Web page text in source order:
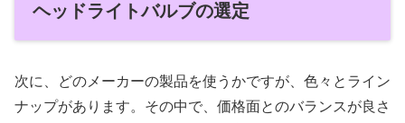
ヘッドライトバルブの選定
次に、どのメーカーの製品を使うかですが、色々とライン
ナップがあります。その中で、価格面とのバランスが良さ